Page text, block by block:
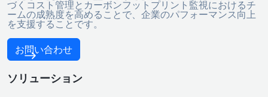
づくコスト管理とカーボンフットプリント監視におけるチ
ームの成熟度を高めることで、企業のパフォーマンス向上
を支援することです。
お問い合わせ
ソリューション